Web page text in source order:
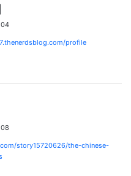
t
profile
story15720626/the-chinese-